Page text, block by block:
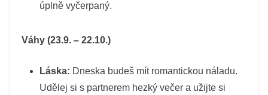
úplně vyčerpaný.
Váhy (23.9. – 22.10.)
Láska: Dneska budeš mít romantickou náladu.
Udělej si s partnerem hezký večer a užijte si